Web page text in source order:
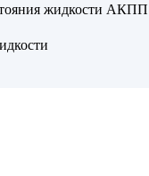
жидкости АКПП